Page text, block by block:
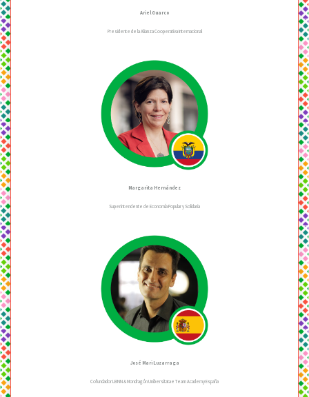
Ariel Guarco
Presidente de la Alianza Cooperativa Internacional
Margarita Hernández
Superintendente de Economía Popular y Solidaria
José Mari Luzarraga
Cofundador LEINN & Mondragón Unibersitatae Team Academy España